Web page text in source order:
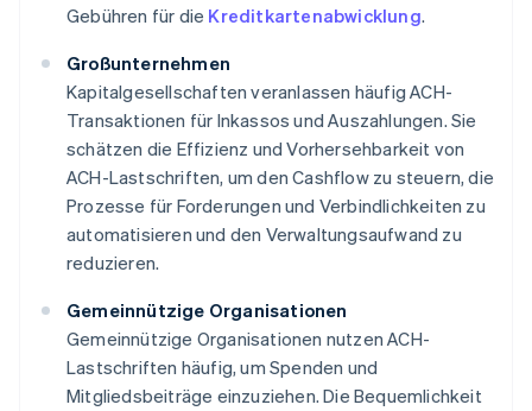
Gebühren für die Kreditkartenabwicklung.
Großunternehmen
Kapitalgesellschaften veranlassen häufig ACH-
Transaktionen für Inkassos und Auszahlungen. Sie
schätzen die Effizienz und Vorhersehbarkeit von
ACH-Lastschriften, um den Cashflow zu steuern, die
Prozesse für Forderungen und Verbindlichkeiten zu
automatisieren und den Verwaltungsaufwand zu
reduzieren.
Gemeinnützige Organisationen
Gemeinnützige Organisationen nutzen ACH-
Lastschriften häufig, um Spenden und
Mitgliedsbeiträge einzuziehen. Die Bequemlichkeit